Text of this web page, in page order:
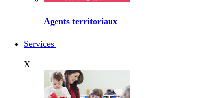
Agents territoriaux
Services
X